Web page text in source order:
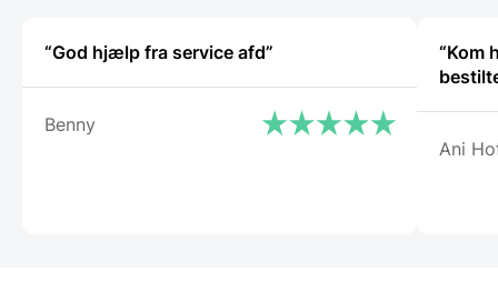
på
varesiden
“God hjælp fra service afd”
Benny
“Kom
Ani